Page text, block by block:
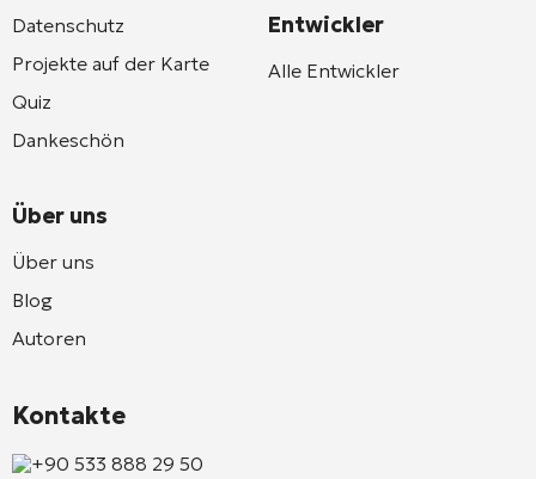
Datenschutz
Projekte auf der Karte
Quiz
Dankeschön
Über uns
Über uns
Blog
Autoren
Entwickler
Alle Entwickler
Kontakte
+90 533 888 29 50